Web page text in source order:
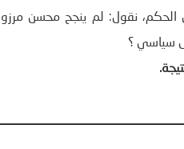
الحكم، نقول: لم ينجح محسن
سياسي ؟